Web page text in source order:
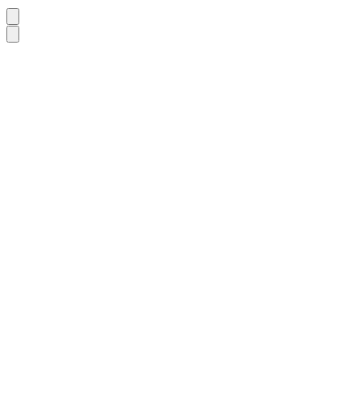
shopping_cart
menu